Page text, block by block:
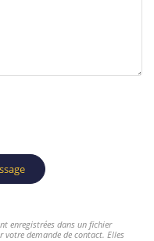
enregistrées dans un fichier
votre demande de contact. Elles